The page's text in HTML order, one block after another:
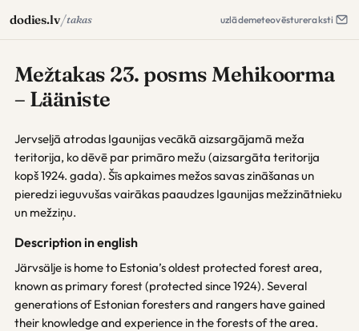
dodies.lv/takas uzlādemeteovēstureraksti
Mežtakas 23. posms Mehikoorma
– Lääniste
Jervseljā atrodas Igaunijas vecākā aizsargājamā meža
teritorija, ko dēvē par primāro mežu (aizsargāta teritorija
kopš 1924. gada). Šīs apkaimes mežos savas zināšanas un
pieredzi ieguvušas vairākas paaudzes Igaunijas mežzinātnieku
un mežziņu.
Description in english
Järvsälje is home to Estonia’s oldest protected forest area,
known as primary forest (protected since 1924). Several
generations of Estonian foresters and rangers have gained
their knowledge and experience in the forests of the area.